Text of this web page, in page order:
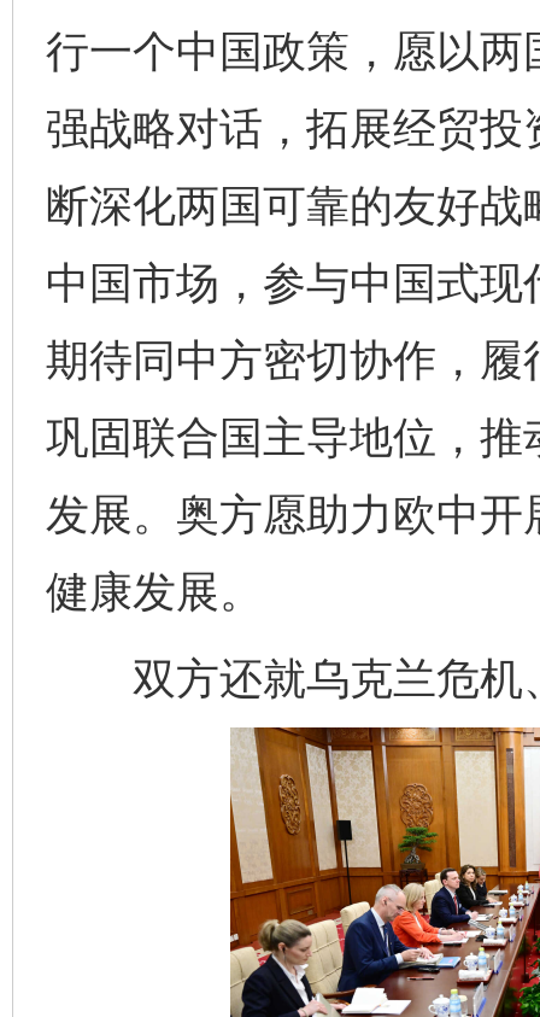
行一个中国政策，愿以
强战略对话，拓展经贸
断深化两国可靠的友好
中国市场，参与中国式
期待同中方密切协作，
巩固联合国主导地位，
发展。奥方愿助力欧中
健康发展。
双方还就乌克兰危机
网上购药对药下症？